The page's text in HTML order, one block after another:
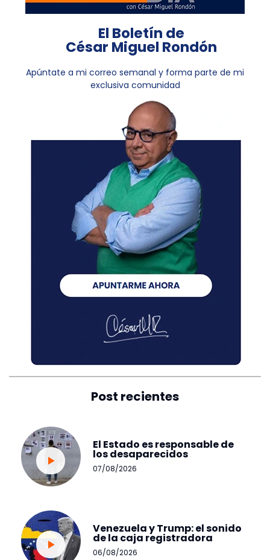
El Boletín de
César Miguel Rondón
Apúntate a mi correo semanal y forma parte de mi
exclusiva comunidad
Post recientes
El Estado es responsable de
los desaparecidos
07/08/2026
Venezuela y Trump: el sonido
de la caja registradora
06/08/2026